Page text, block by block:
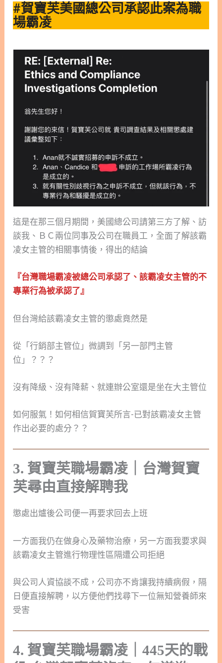
#賀寶芙美國總公司承認此案為職
場霸凌
這是在那三個月期間，美國總公司請第三方了解、訪
談我、ＢＣ兩位同事及公司在職員工，全面了解該霸
凌女主管的相關事情後，得出的結論
『台灣職場霸凌被總公司承認了、該霸凌女主管的不
專業行為被承認了』
但台灣給該霸凌女主管的懲處竟然是
從「行銷部主管位」微調到「另一部門主管
位」？？？
沒有降級、沒有降薪、就連辦公室還是坐在大主管位
如何服氣！如何相信賀寶芙所言-已對該霸凌女主管
作出必要的處分？？
3. 賀寶芙職場霸凌｜台灣賀寶
芙尋由直接解聘我
懲處出爐後公司便一再要求回去上班
一方面我仍在做身心及藥物治療，另一方面我要求與
該霸凌女主管進行物理性區隔遭公司拒絕
與公司人資協談不成，公司亦不肯讓我持續病假，隔
日便直接解聘，以方便他們找尋下一位無知營養師來
受害
4. 賀寶芙職場霸凌｜445天的戰